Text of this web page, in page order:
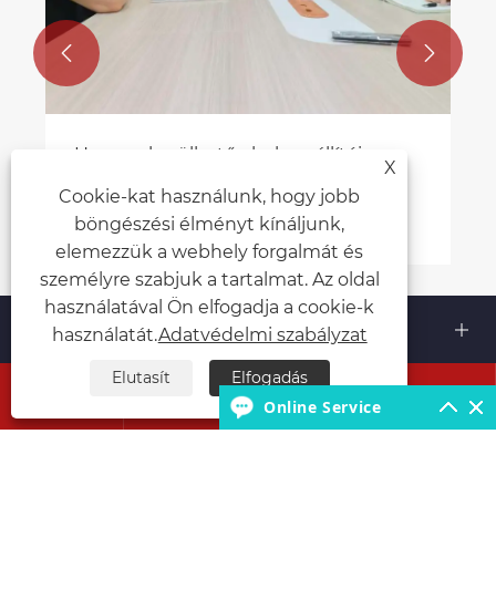
Hogyan kerülhető el a beszállítói
kockázata a kínai speciális járművek
importálása során?
Mutass többet >>
 
Rólunk
Termékek 
X
Cookie-kat használunk, hogy jobb
böngészési élményt kínáljunk,
elemezzük a webhely forgalmát és
személyre szabjuk a tartalmat. Az oldal
használatával Ön elfogadja a cookie-k
használatát.Adatvédelmi szabályzat
Elutasít Elfogadás
Online Service